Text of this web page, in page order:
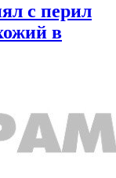
с перил
в